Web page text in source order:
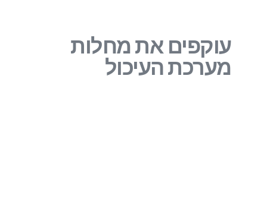
עוקפים את מחלות
מערכת העיכול